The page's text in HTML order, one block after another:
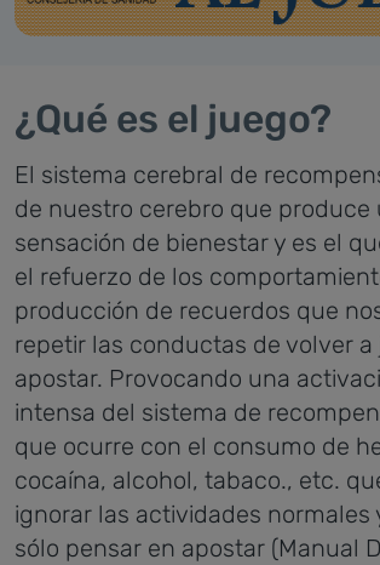
¿Qué es el juego?
El sistema cerebral de
de nuestro cerebro que produce
sensación de bienestar y es el
el refuerzo de los
producción de recuerdos que
repetir las conductas de volver a
apostar. Provocando una
intensa del sistema de
que ocurre con el consumo de
cocaína, alcohol, tabaco., etc.
ignorar las actividades normales
sólo pensar en apostar (Manual